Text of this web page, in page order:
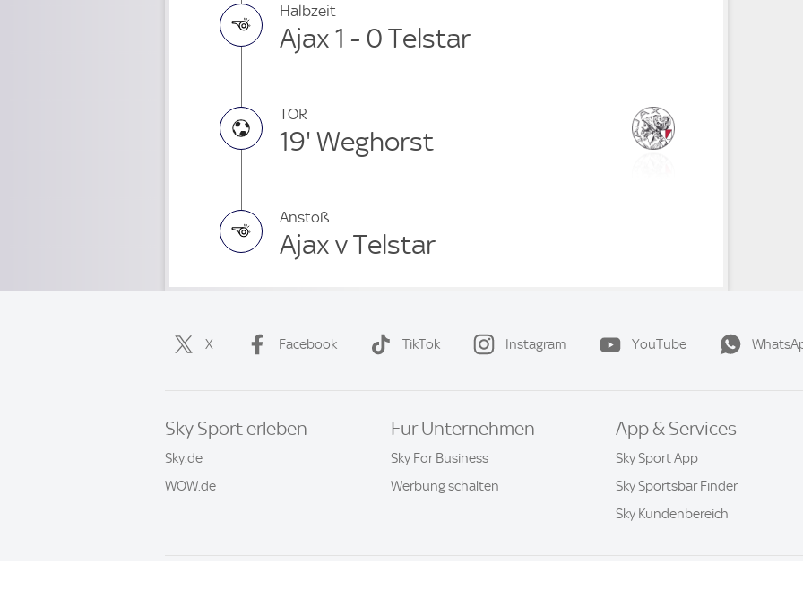
Halbzeit
Ajax 1 - 0 Telstar
TOR
19' Weghorst
Anstoß
Ajax v Telstar
X Facebook TikTok Instagram YouTube
Sky Sport erleben
Sky.de
WOW.de
Für Unternehmen
Sky For Business
Werbung schalten
App & Services
Sky Sport App
Sky Sportsbar Finder
Sky Kundenbereich